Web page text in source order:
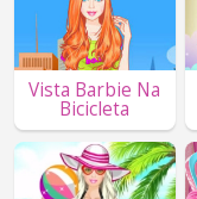
Vista Barbie Na
Bicicleta